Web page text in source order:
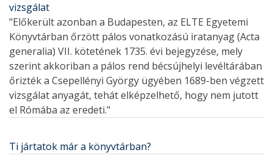
vizsgálat
"Előkerült azonban a Budapesten, az ELTE Egyetemi
Könyvtárban őrzött pálos vonatkozású iratanyag (Acta
generalia) VII. kötetének 1735. évi bejegyzése, mely
szerint akkoriban a pálos rend bécsújhelyi levéltárában
őrizték a Csepellényi György ügyében 1689-ben végzett
vizsgálat anyagát, tehát elképzelhető, hogy nem jutott
el Rómába az eredeti."
Ti jártatok már a könyvtárban?